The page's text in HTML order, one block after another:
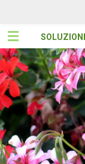
contenuto
principale